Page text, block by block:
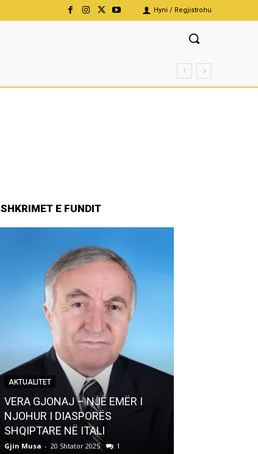
Hyni / Regjistrohu
SHKRIMET E FUNDIT
AKTUALITET
VERA GJONAJ – NJË EMËR I
NJOHUR I DIASPORËS
SHQIPTARE NË ITALI
Gjin Musa - 20 Shtator 2025 1